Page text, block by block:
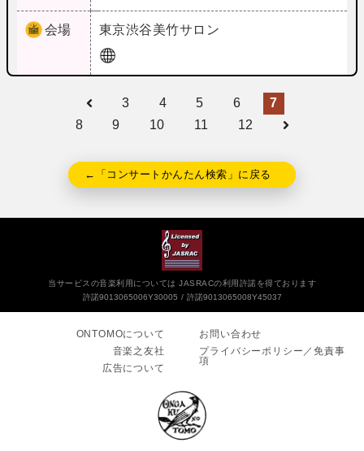
会場 東京渋谷美竹サロン
3 4 5 6
7
8
9 10 11 12
←「コンサートかんたん検索」に戻る
当サービスの音楽利用については JASRACの利用許諾を得ております
許諾9013065006Y30005
許諾9013065008Y45037
ONTOMOについて
音楽之友社
広告について
お問い合わせ
プライバシーポリシー／免責事
項